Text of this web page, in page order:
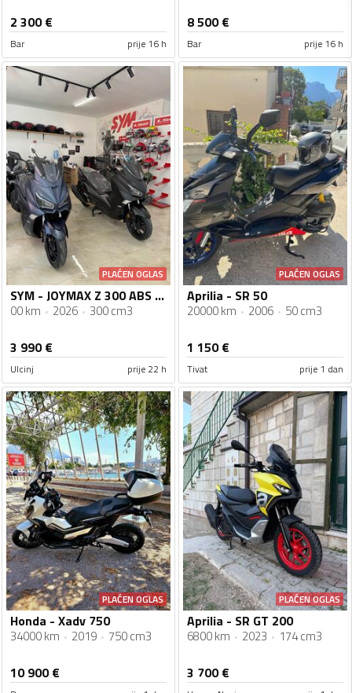
2 300€
Bar prije 16 h
8 500€
Bar prije 16 h
PLAĆEN OGLAS
SYM - JOYMAX Z 300 ABS TCS 2026
00 km 2026 300 cm3
3 990€
Ulcinj prije 22 h
PLAĆEN OGLAS
Aprilia - SR 50
20000 km 2006 50 cm3
1 150€
Tivat prije 1 dan
PLAĆEN OGLAS
Honda - Xadv 750
34000 km 2019 750 cm3
10 900€
PLAĆEN OGLAS
Aprilia - SR GT 200
6800 km 2023 174 cm3
3 700€